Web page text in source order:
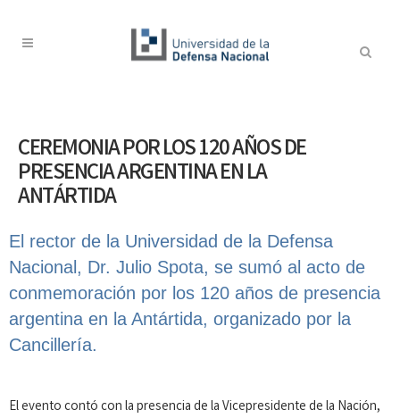
CEREMONIA POR LOS 120 AÑOS DE
PRESENCIA ARGENTINA EN LA
ANTÁRTIDA
El rector de la Universidad de la Defensa
Nacional, Dr. Julio Spota, se sumó al acto de
conmemoración por los 120 años de presencia
argentina en la Antártida, organizado por la
Cancillería.
El evento contó con la presencia de la Vicepresidente de la Nación,